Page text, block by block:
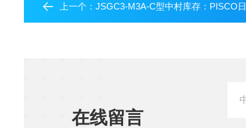
上一个：JSGC3-M3A-C型中村库存：PISCO日本碧铄科弯头结构紧凑
在线留言